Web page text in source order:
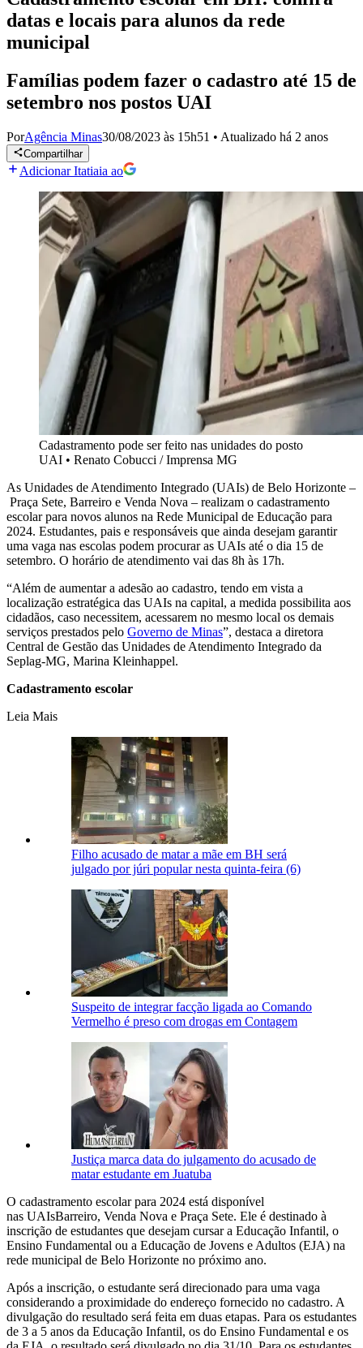
datas e locais para alunos da rede
municipal
Famílias podem fazer o cadastro até 15 de
setembro nos postos UAI
PorAgência Minas30/08/2023 às 15h51 • Atualizado há 2 anos
Compartilhar
Adicionar Itatiaia ao
Cadastramento pode ser feito nas unidades do posto
UAI • Renato Cobucci / Imprensa MG
As Unidades de Atendimento Integrado (UAIs) de Belo Horizonte –
Praça Sete, Barreiro e Venda Nova – realizam o cadastramento
escolar para novos alunos na Rede Municipal de Educação para
2024. Estudantes, pais e responsáveis que ainda desejam garantir
uma vaga nas escolas podem procurar as UAIs até o dia 15 de
setembro. O horário de atendimento vai das 8h às 17h.
“Além de aumentar a adesão ao cadastro, tendo em vista a
localização estratégica das UAIs na capital, a medida possibilita aos
cidadãos, caso necessitem, acessarem no mesmo local os demais
serviços prestados pelo Governo de Minas”, destaca a diretora
Central de Gestão das Unidades de Atendimento Integrado da
Seplag-MG, Marina Kleinhappel.
Cadastramento escolar
Leia Mais
Filho acusado de matar a mãe em BH será
julgado por júri popular nesta quinta-feira (6)
Suspeito de integrar facção ligada ao Comando
Vermelho é preso com drogas em Contagem
Justiça marca data do julgamento do acusado de
matar estudante em Juatuba
O cadastramento escolar para 2024 está disponível
nas UAIsBarreiro, Venda Nova e Praça Sete. Ele é destinado à
inscrição de estudantes que desejam cursar a Educação Infantil, o
Ensino Fundamental ou a Educação de Jovens e Adultos (EJA) na
rede municipal de Belo Horizonte no próximo ano.
Após a inscrição, o estudante será direcionado para uma vaga
considerando a proximidade do endereço fornecido no cadastro. A
divulgação do resultado será feita em duas etapas. Para os estudantes
de 3 a 5 anos da Educação Infantil, os do Ensino Fundamental e os